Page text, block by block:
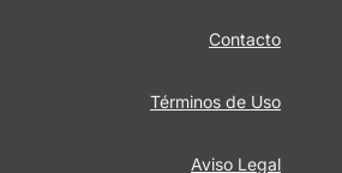
Contacto
Términos de Uso
Aviso Legal